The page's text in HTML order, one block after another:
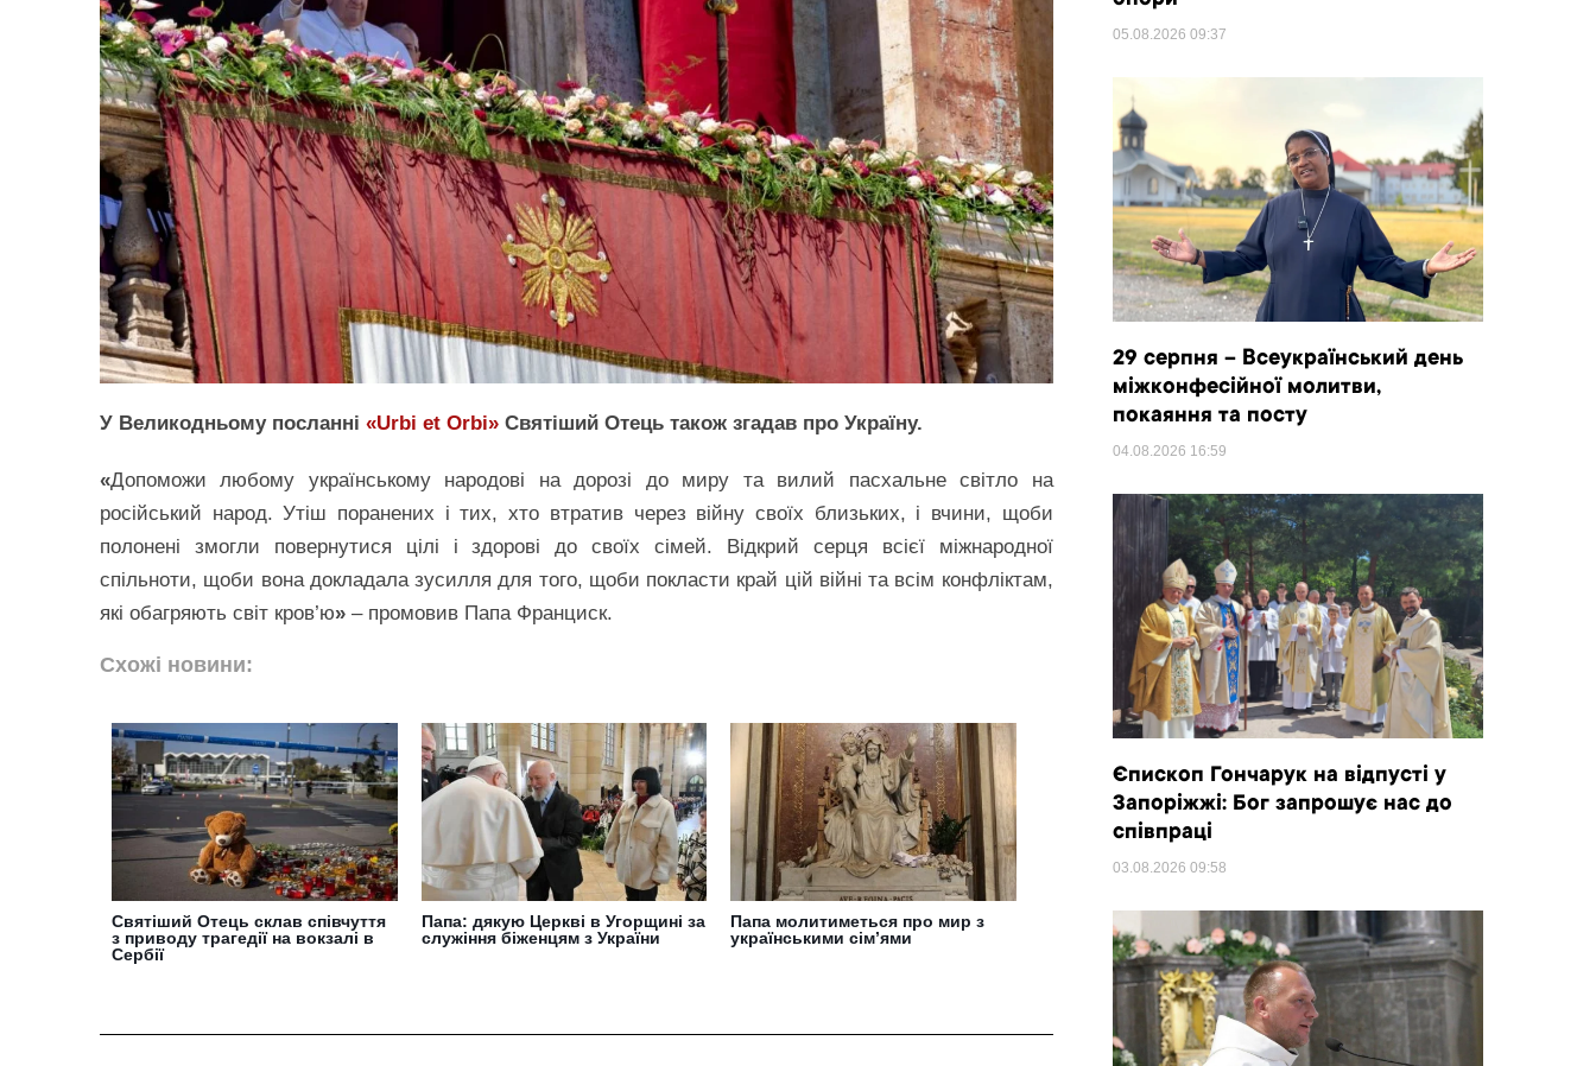
У Великодньому посланні «Urbi et Orbi» Святіший Отець також згадав про Україну.
«Допоможи любому українському народові на дорозі до миру та вилий пасхальне світло на
російський народ. Утіш поранених і тих, хто втратив через війну своїх близьких, і вчини, щоби
полонені змогли повернутися цілі і здорові до своїх сімей. Відкрий серця всієї міжнародної
спільноти, щоби вона докладала зусилля для того, щоби покласти край цій війні та всім конфліктам,
які обагряють світ кров’ю» – промовив Папа Франциск.
Схожі новини:
Святіший Отець склав співчуття
з приводу трагедії на вокзалі в
Сербії
Папа: дякую Церкві в Угорщині за
служіння біженцям з України
Папа молитиметься про мир з
українськими сім’ями
05.08.2026 09:37
29 серпня – Всеукраїнський день
міжконфесійної молитви,
покаяння та посту
04.08.2026 16:59
Єпископ Гончарук на відпусті у
Запоріжжі: Бог запрошує нас до
співпраці
03.08.2026 09:58